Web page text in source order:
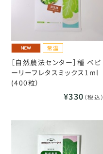
［自然農法センター］種 ベビ
ーリーフレタスミックス1ml
(400粒）
¥330 （税込）